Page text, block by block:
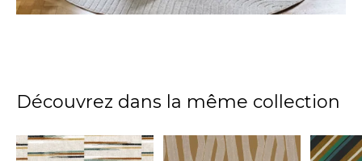
Découvrez dans la même collection